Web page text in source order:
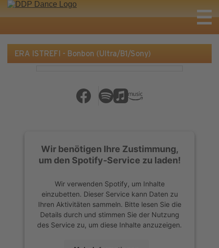
ERA ISTREFI - Bonbon (Ultra/B1/Sony)
Wir benötigen Ihre Zustimmung,
um den Spotify-Service zu laden!
Wir verwenden Spotify, um Inhalte
einzubetten. Dieser Service kann Daten zu
Ihren Aktivitäten sammeln. Bitte lesen Sie die
Details durch und stimmen Sie der Nutzung
des Service zu, um diese Inhalte anzuzeigen.